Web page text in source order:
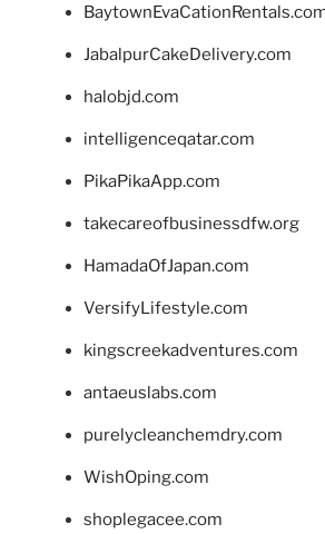
JabalpurCakeDelivery.com
halobjd.com
intelligenceqatar.com
PikaPikaApp.com
takecareofbusinessdfw.org
HamadaOfJapan.com
VersifyLifestyle.com
kingscreekadventures.com
antaeuslabs.com
purelycleanchemdry.com
WishOping.com
shoplegacee.com